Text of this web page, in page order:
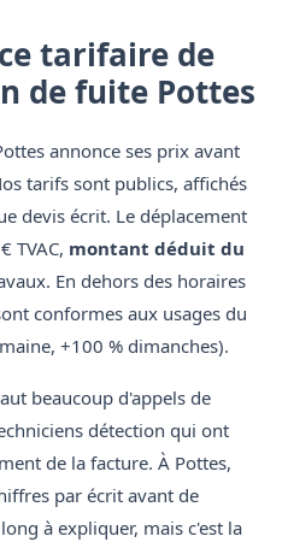
tarifaire de
de fuite Pottes
annonce ses prix avant
tarifs sont publics, affichés
devis écrit. Le déplacement
TVAC, montant déduit du
En dehors des horaires
conformes aux usages du
+100 % dimanches).
beaucoup d'appels de
détection qui ont
de la facture. À Pottes,
par écrit avant de
à expliquer, mais c'est la